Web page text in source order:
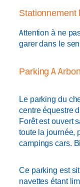
Stationnement
Attention à ne
garer dans le
Parking A
Le parking du
centre équestre
Forêt est ouvert
toute la journée,
campings cars.
Ce parking est
navettes étant